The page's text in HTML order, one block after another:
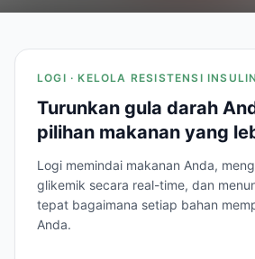
LOGI · KELOLA RESISTENSI INSULIN
Turunkan gula darah
pilihan makanan yang
Logi memindai makanan Anda,
glikemik secara real-time, dan
tepat bagaimana setiap bahan
Anda.